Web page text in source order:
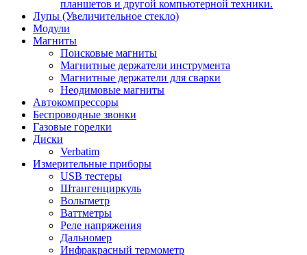
планшетов и другой компьютерной техники.
Лупы (Увеличительное стекло)
Модули
Магниты
Поисковые магниты
Магнитные держатели инструмента
Магнитные держатели для сварки
Неодимовые магниты
Автокомпрессоры
Беспроводные звонки
Газовые горелки
Диски
Verbatim
Измерительные приборы
USB тестеры
Штангенциркуль
Вольтметр
Ваттметры
Реле напряжения
Дальномер
Инфракрасный термометр